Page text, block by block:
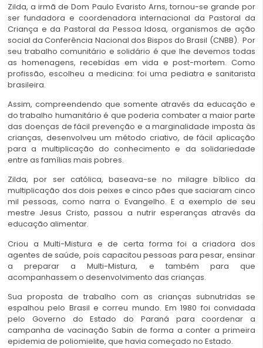
Zilda, a irmã de Dom Paulo Evaristo Arns, tornou-se grande por
ser fundadora e coordenadora internacional da Pastoral da
Criança e da Pastoral da Pessoa Idosa, organismos de ação
social da Conferência Nacional dos Bispos do Brasil (CNBB). Por
seu trabalho comunitário e solidário é que lhe devemos todas
as homenagens, recebidas em vida e post-mortem. Como
profissão, escolheu a medicina: foi uma pediatra e sanitarista
brasileira.
Assim, compreendendo que somente através da educação e
do trabalho humanitário é que poderia combater a maior parte
das doenças de fácil prevenção e a marginalidade imposta às
crianças, desenvolveu um método criativo, de fácil aplicação
para a multiplicação do conhecimento e da solidariedade
entre as famílias mais pobres.
Zilda, por ser católica, baseava-se no milagre bíblico da
multiplicação dos dois peixes e cinco pães que saciaram cinco
mil pessoas, como narra o Evangelho. E a exemplo de seu
mestre Jesus Cristo, passou a nutrir esperanças através da
educação alimentar.
Criou a Multi-Mistura e de certa forma foi a criadora dos
agentes de saúde, pois capacitou pessoas para pesar, ensinar
a preparar a Multi-Mistura, e também para que
acompanhassem o desenvolvimento das crianças.
Sua proposta de trabalho com as crianças subnutridas se
espalhou pelo Brasil e correu mundo. Em 1980 foi convidada
pelo Governo do Estado do Paraná para coordenar a
campanha de vacinação Sabin de forma a conter a primeira
epidemia de poliomielite, que havia começado no Estado.